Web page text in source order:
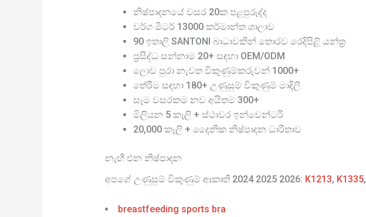
නිෂ්පාදනයේ වසර 20ක පළපුරුද්ද
වර්ග මීටර් 13000 කර්මාන්ත ශාලාව
90 ඉතාලි SANTONI බාධාවකින් තොරව රෙදිපිළි යන්ත්‍ර
ප්‍රසිද්ධ සන්නාම 20+ සඳහා OEM/ODM
ලොව පුරා නැවත විකුණුම්කරුවන් 1000+
තේරීම සඳහා 180+ උණුසුම් විකුණුම් මාදිලි
සෑම වසරකම නව අයිතම 300+
මිලියන 5 කෑලි + ස්ථාවර ඉන්වෙන්ටරි
20,000 කෑලි + දෛනික නිෂ්පාදන ධාරිතාව
නැඟී එන නිෂ්පාදන
අපගේ උණුසුම් විකුණුම් ආකෘති 2024 2025 2026: K1213, K1335,
breastfeeding sports bra